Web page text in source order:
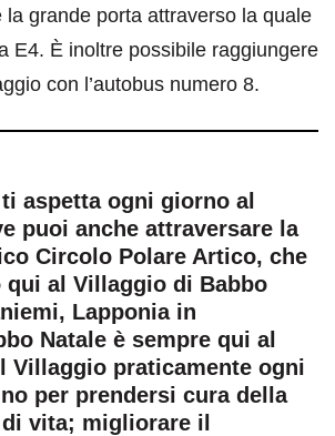
la grande porta attraverso la quale
E4. È inoltre possibile raggiungere
con l’autobus numero 8.
aspetta ogni giorno al
puoi anche attraversare la
Circolo Polare Artico, che
qui al Villaggio di Babbo
Lapponia in
Natale è sempre qui al
Villaggio praticamente ogni
per prendersi cura della
vita; migliorare il